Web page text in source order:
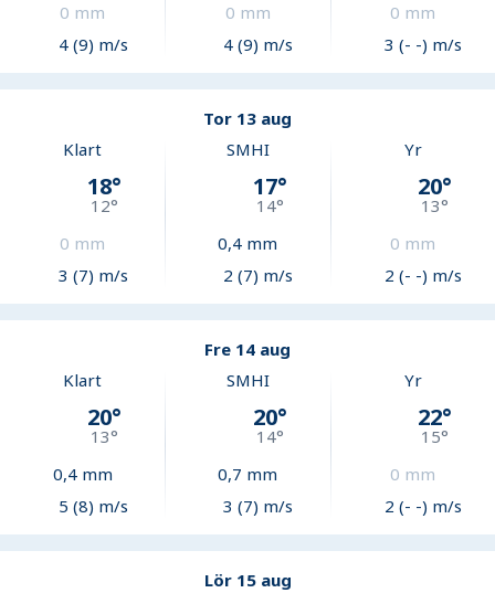
0 mm
4 (9) m/s
0 mm
4 (9) m/s
0 mm
3 (- -) m/s
Tor 13 aug
Klart
18°
12°
0 mm
3 (7) m/s
SMHI
17°
14°
0,4 mm
2 (7) m/s
Yr
20°
13°
0 mm
2 (- -) m/s
Fre 14 aug
Klart
20°
13°
0,4mm
5 (8) m/s
SMHI
20°
14°
0,7 mm
3 (7) m/s
Yr
22°
15°
0 mm
2 (- -) m/s
Lör 15 aug